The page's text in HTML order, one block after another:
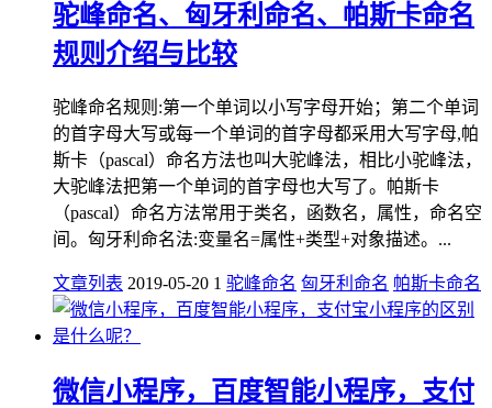
驼峰命名、匈牙利命名、帕斯卡命名
规则介绍与比较
驼峰命名规则:第一个单词以小写字母开始；第二个单词
的首字母大写或每一个单词的首字母都采用大写字母,帕
斯卡（pascal）命名方法也叫大驼峰法，相比小驼峰法，
大驼峰法把第一个单词的首字母也大写了。帕斯卡
（pascal）命名方法常用于类名，函数名，属性，命名空
间。匈牙利命名法:变量名=属性+类型+对象描述。...
文章列表 2019-05-20 1 驼峰命名 匈牙利命名 帕斯卡命名
微信小程序，百度智能小程序，支付